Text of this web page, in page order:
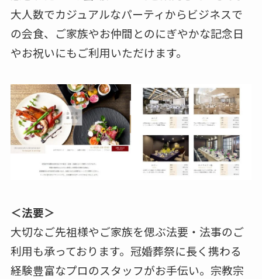
大人数でカジュアルなパーティからビジネスで
の会食、ご家族やお仲間とのにぎやかな記念日
やお祝いにもご利用いただけます。
＜法要＞
大切なご先祖様やご家族を偲ぶ法要・法事のご
利用も承っております。冠婚葬祭に長く携わる
経験豊富なプロのスタッフがお手伝い。宗教宗